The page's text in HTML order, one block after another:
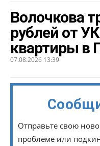
Волочкова
рублей от
квартиры в
07.08.2026 13:39
Отправьте свою
проблеме или